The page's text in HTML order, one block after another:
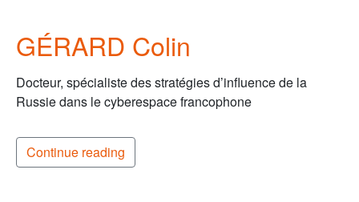
GÉRARD Colin
Docteur, spécialiste des stratégies d’influence de la
Russie dans le cyberespace francophone
Continue reading